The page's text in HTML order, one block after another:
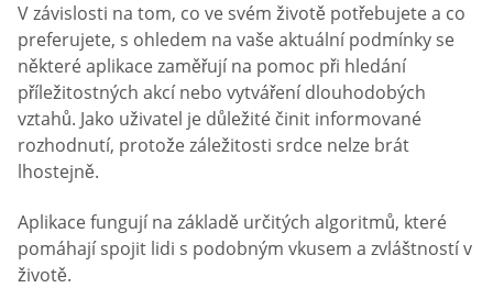
V závislosti na tom, co ve svém životě potřebujete a co
preferujete, s ohledem na vaše aktuální podmínky se
některé aplikace zaměřují na pomoc při hledání
příležitostných akcí nebo vytváření dlouhodobých
vztahů. Jako uživatel je důležité činit informované
rozhodnutí, protože záležitosti srdce nelze brát
lhostejně.
Aplikace fungují na základě určitých algoritmů, které
pomáhají spojit lidi s podobným vkusem a zvláštností v
životě.